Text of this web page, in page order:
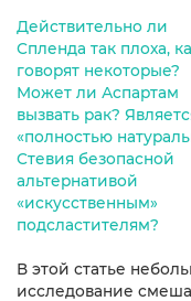
Действительно ли
Спленда так плоха,
говорят некоторые?
Может ли Аспартам
вызвать рак?
«полностью
Стевия безопасной
альтернативой
«искусственным»
подсластителям?
В этой статье
исследование